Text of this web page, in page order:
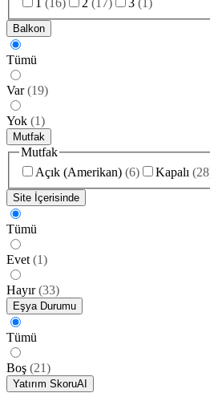
Balkon
Tümü
Var (19)
Yok (1)
Mutfak
Mutfak
Açık (Amerikan) (6) Kapalı (28
Site İçerisinde
Tümü
Evet (1)
Hayır (33)
Eşya Durumu
Tümü
Boş (21)
Yatırım SkoruAI